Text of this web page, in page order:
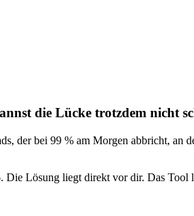
die Lücke trotzdem nicht
der bei 99 % am Morgen abbricht, an
Lösung liegt direkt vor dir. Das Tool